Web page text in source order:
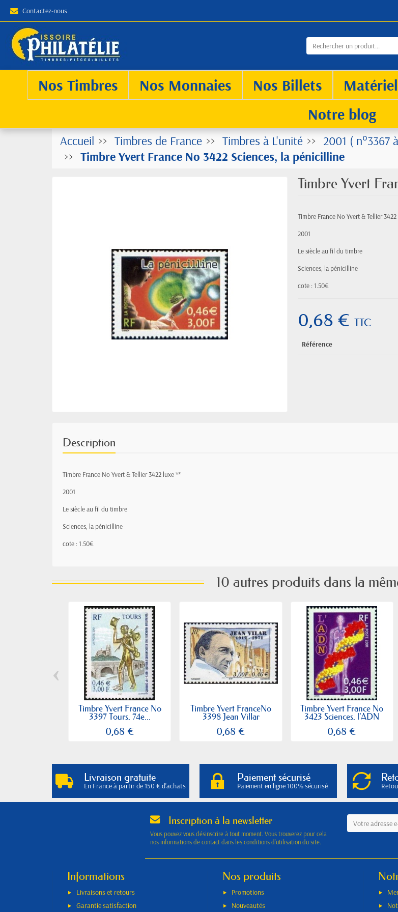
Contactez-nous
Nos Timbres Nos Monnaies Nos Billets Matériel
Notre blog
Accueil Timbres de France Timbres à L'unité
2001 ( n°3367
Timbre Yvert France No 3422 Sciences, la pénicilline
Timbre Yvert
Timbre France No Yvert & Tellier
2001
Le siècle au fil du timbre
Sciences, la pénicilline
cote : 1.50€
0,68 €TTC
Référence
Description
Timbre France No Yvert & Tellier 3422 luxe **
2001
Le siècle au fil du timbre
Sciences, la pénicilline
cote : 1.50€
10 autres produits dans la
Timbre Yvert France No
3397 Tours, 74e...
0,68 €
Timbre Yvert FranceNo
3398 Jean Villar
0,68 €
Timbre Yvert France No
3423 Sciences, l'ADN
0,68 €
‹
Livraison gratuite
En France à partir de 150 € d'achats
Paiement sécurisé
Paiement en ligne 100% sécurisé
Inscription à la newsletter
Vous pouvez vous désinscrire à tout moment. Vous trouverez pour cela
nos informations de contact dans les conditions d'utilisation du site.
Informations
Livraisons et retours
Garantie satisfaction
Nos produits
Promotions
Nouveautés